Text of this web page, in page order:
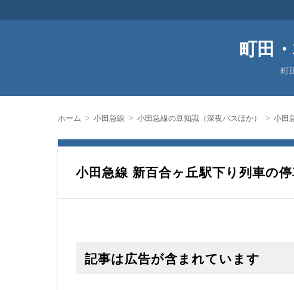
町田
町
ホーム 小田急線 小田急線の豆知識（深夜バスほか） 小田
小田急線 新百合ヶ丘駅下り列車の
記事は広告が含まれています